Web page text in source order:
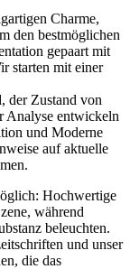
Charme,
den bestmöglichen
gepaart mit
starten mit einer
der Zustand von
Analyse entwickeln
und Moderne
auf aktuelle
Hochwertige
während
beleuchten.
und unser
die das